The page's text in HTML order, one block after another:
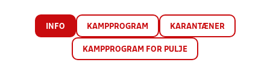
INFO KAMPPROGRAM KARANTÆNER
KAMPPROGRAM FOR PULJE